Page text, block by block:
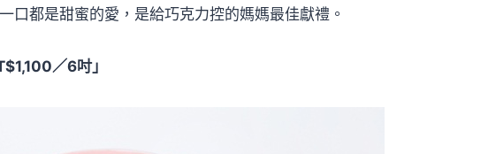
口都是甜蜜的愛，是給巧克力控的媽媽最佳獻禮。
／6吋」